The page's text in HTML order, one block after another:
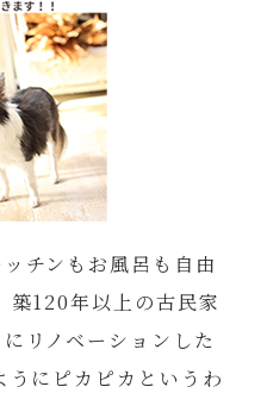
チンもお風呂も自由
築120年以上の古民家
リノベーションした
うにピカピカというわ